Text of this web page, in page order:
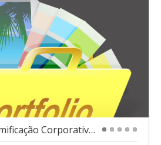
Plataforma de Gamificação Corporativa - Amil Saúde